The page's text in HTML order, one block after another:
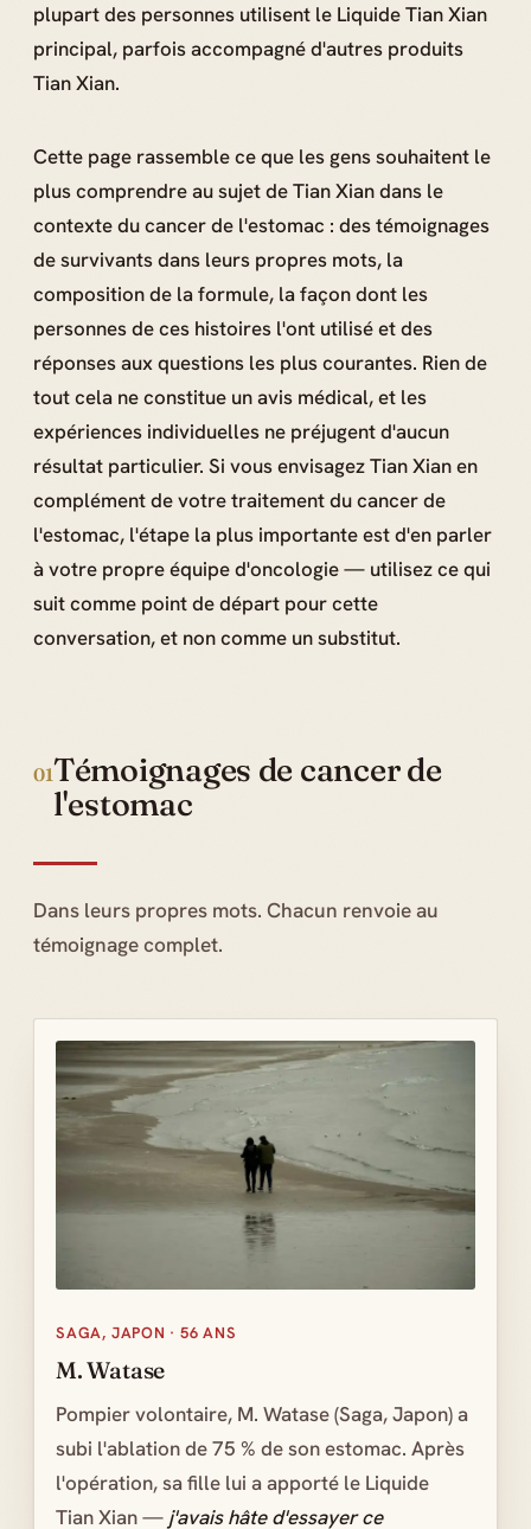
plupart des personnes utilisent le Liquide Tian Xian
principal, parfois accompagné d'autres produits
Tian Xian.
Cette page rassemble ce que les gens souhaitent le
plus comprendre au sujet de Tian Xian dans le
contexte du cancer de l'estomac : des témoignages
de survivants dans leurs propres mots, la
composition de la formule, la façon dont les
personnes de ces histoires l'ont utilisé et des
réponses aux questions les plus courantes. Rien de
tout cela ne constitue un avis médical, et les
expériences individuelles ne préjugent d'aucun
résultat particulier. Si vous envisagez Tian Xian en
complément de votre traitement du cancer de
l'estomac, l'étape la plus importante est d'en parler
à votre propre équipe d'oncologie — utilisez ce qui
suit comme point de départ pour cette
conversation, et non comme un substitut.
01Témoignages de cancer de
l'estomac
Dans leurs propres mots. Chacun renvoie au
témoignage complet.
SAGA, JAPON · 56 ANS
M. Watase
Pompier volontaire, M. Watase (Saga, Japon) a
subi l'ablation de 75 % de son estomac. Après
l'opération, sa fille lui a apporté le Liquide
Tian Xian — j'avais hâte d'essayer ce